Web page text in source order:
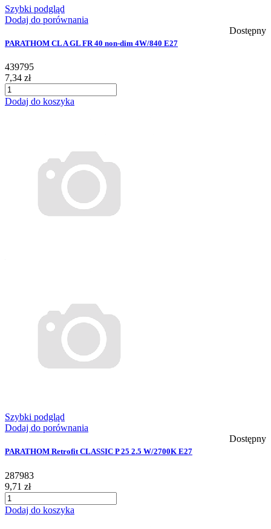
Szybki podgląd
Dodaj do porównania
Dostępny
PARATHOM CL A GL FR 40 non-dim 4W/840 E27
439795
7,34 zł
Dodaj do koszyka
Szybki podgląd
Dodaj do porównania
Dostępny
PARATHOM Retrofit CLASSIC P 25 2.5 W/2700K E27
287983
9,71 zł
Dodaj do koszyka